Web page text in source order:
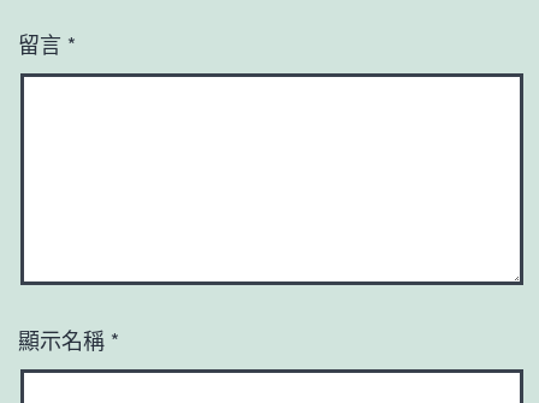
留言 *
顯示名稱 *